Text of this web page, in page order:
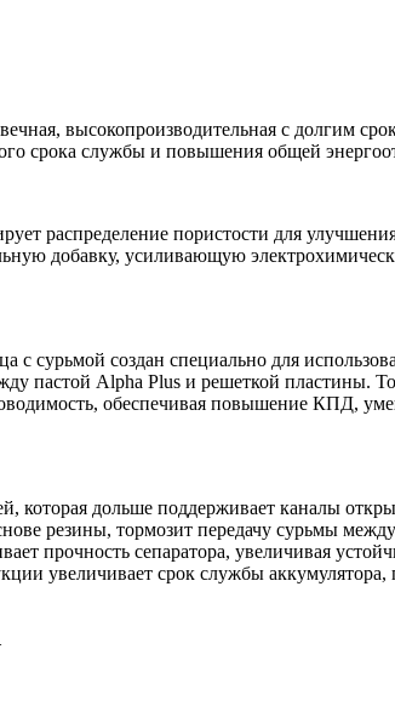
высокопроизводительная с долгим
срока службы и повышения общей
распределение пористости для
добавку, усиливающую
сурьмой создан специально для
пастой Alpha Plus и решеткой пластины.
обеспечивая повышение КПД,
которая дольше поддерживает каналы
резины, тормозит передачу сурьмы
прочность сепаратора, увеличивая
увеличивает срок службы